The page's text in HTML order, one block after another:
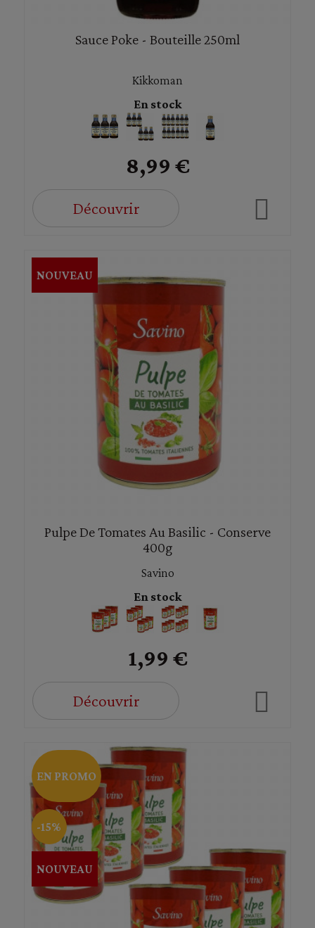
Sauce Poke - Bouteille 250ml
Kikkoman
En stock
8,99 €
Découvrir
Pulpe De Tomates Au Basilic - Conserve
400g
Savino
En stock
1,99 €
Découvrir
NOUVEAU
EN PROMO
-15%
NOUVEAU